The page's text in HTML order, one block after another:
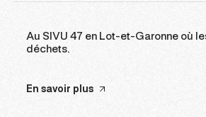
Au SIVU 47 en Lot-et-Garonne où
déchets.
En savoir plus